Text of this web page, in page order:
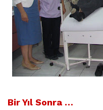
Bir Yıl Sonra …